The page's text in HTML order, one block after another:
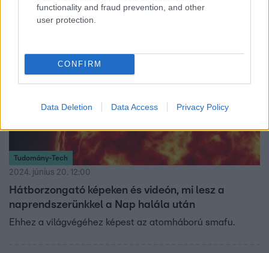
functionality and fraud prevention, and other
user protection.
CONFIRM
Data Deletion Data Access Privacy Policy
Tudomány-Tech
2024. június 20. 12:00
Hátborzongató képeken és videón, mi lesz a
naprendszerünkkel a Nap halála után
Ehhez a világvégéhez képest az atomháború smafu.